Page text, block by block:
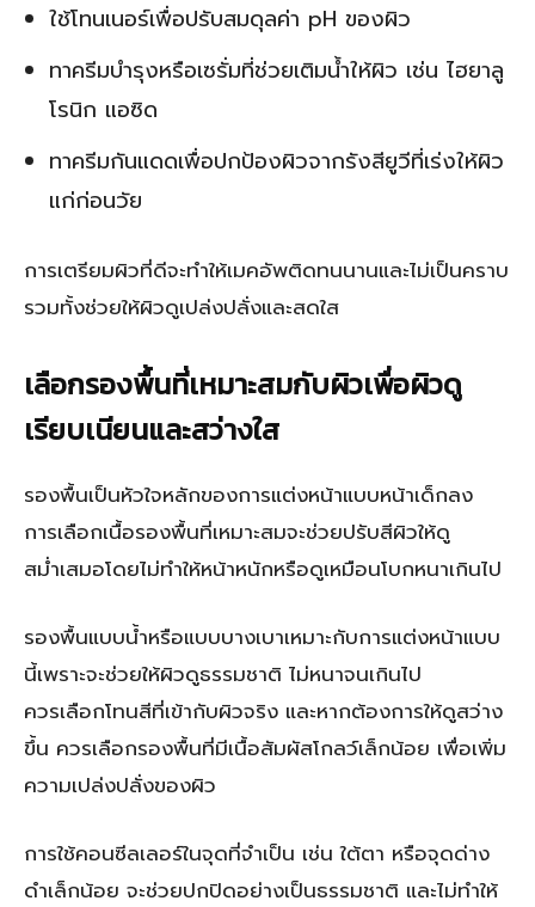
ใช้โทนเนอร์เพื่อปรับสมดุลค่า pH ของผิว
ทาครีมบำรุงหรือเซรั่มที่ช่วยเติมน้ำให้ผิว เช่น ไฮยาลู
โรนิก แอซิด
ทาครีมกันแดดเพื่อปกป้องผิวจากรังสียูวีที่เร่งให้ผิว
แก่ก่อนวัย
การเตรียมผิวที่ดีจะทำให้เมคอัพติดทนนานและไม่เป็นคราบ
รวมทั้งช่วยให้ผิวดูเปล่งปลั่งและสดใส
เลือกรองพื้นที่เหมาะสมกับผิวเพื่อผิวดู
เรียบเนียนและสว่างใส
รองพื้นเป็นหัวใจหลักของการแต่งหน้าแบบหน้าเด็กลง
การเลือกเนื้อรองพื้นที่เหมาะสมจะช่วยปรับสีผิวให้ดู
สม่ำเสมอโดยไม่ทำให้หน้าหนักหรือดูเหมือนโบกหนาเกินไป
รองพื้นแบบน้ำหรือแบบบางเบาเหมาะกับการแต่งหน้าแบบ
นี้เพราะจะช่วยให้ผิวดูธรรมชาติ ไม่หนาจนเกินไป
ควรเลือกโทนสีที่เข้ากับผิวจริง และหากต้องการให้ดูสว่าง
ขึ้น ควรเลือกรองพื้นที่มีเนื้อสัมผัสโกลว์เล็กน้อย เพื่อเพิ่ม
ความเปล่งปลั่งของผิว
การใช้คอนซีลเลอร์ในจุดที่จำเป็น เช่น ใต้ตา หรือจุดด่าง
ดำเล็กน้อย จะช่วยปกปิดอย่างเป็นธรรมชาติ และไม่ทำให้